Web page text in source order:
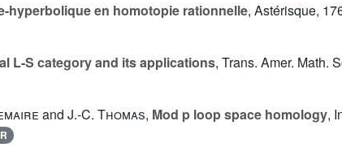
hyperbolique en homotopie rationnelle, Astérisque,
L-S category and its applications, Trans. Amer. Math.
and J.-C. Thomas, Mod p loop space homology,